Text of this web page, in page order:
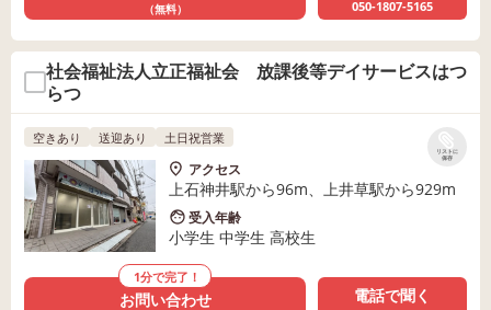
（無料） 050-1807-5165
社会福祉法人立正福祉会 放課後等デイサービスはつ
らつ
リストに
保存
空きあり 送迎あり 土日祝営業
アクセス
上石神井駅から96m、上井草駅から929m
受入年齢
小学生 中学生 高校生
1分で完了！
お問い合わせ 電話で聞く